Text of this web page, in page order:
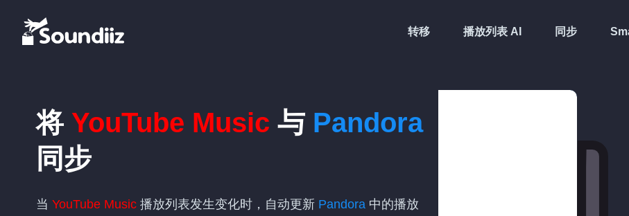
转移 播放列表 AI 同步
将 YouTube Music 与 Pandora
同步
当 YouTube Music 播放列表发生变化时，自动更新 Pandora 中的播放